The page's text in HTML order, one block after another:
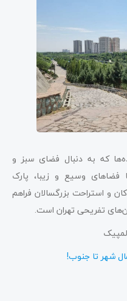
که به دنبال فضای سبز و
فضاهای وسیع و زیبا، پارک
و استراحت بزرگسالان فراهم
تفریحی تهران است.
شهر تا جنوب!